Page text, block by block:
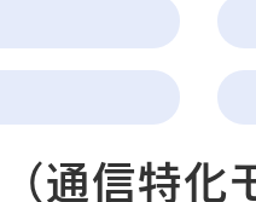
（通信特化